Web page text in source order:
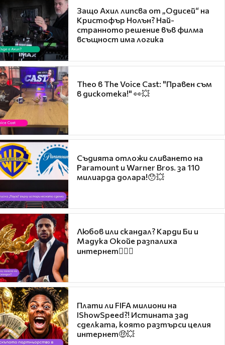
Защо Ахил липсва от „Одисей“ на
Кристофър Нолън? Най-
странното решение във филма
всъщност има логика
Theo в The Voice Cast: "Правен съм
в дискотека!" 👀💥
Съдията отложи сливането на
Paramount и Warner Bros. за 110
милиарда долара!😯💥
Любов или скандал? Карди Би и
Мадука Окойе разпалиха
интернет❤️‍🔥🔥
Плати ли FIFA милиони на
IShowSpeed?! Истината зад
сделката, която разтърси целия
интернет🤑💥